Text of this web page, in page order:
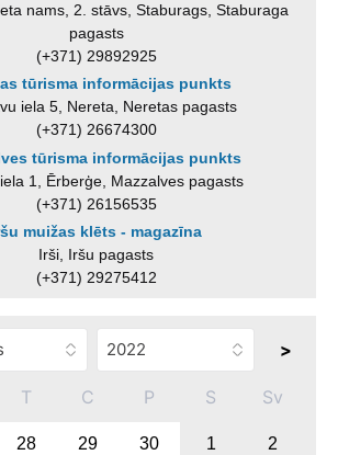
nams, 2. stāvs, Staburags, Staburaga
pagasts
(+371) 29892925
tūrisma informācijas punkts
iela 5, Nereta, Neretas pagasts
(+371) 26674300
tūrisma informācijas punkts
1, Ērberģe, Mazzalves pagasts
(+371) 26156535
muižas klēts - magazīna
Irši, Iršu pagasts
(+371) 29275412
>
T C P S Sv
28 29 30 1 2